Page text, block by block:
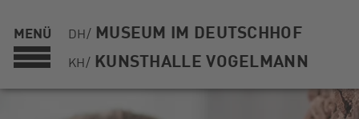
MENÜ DH/ MUSEUM IM DEUTSCHHOF
KH/ KUNSTHALLE VOGELMANN